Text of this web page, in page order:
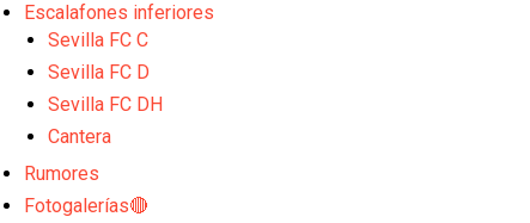
Escalafones inferiores
Sevilla FC C
Sevilla FC D
Sevilla FC DH
Cantera
Rumores
Fotogalerías🔴